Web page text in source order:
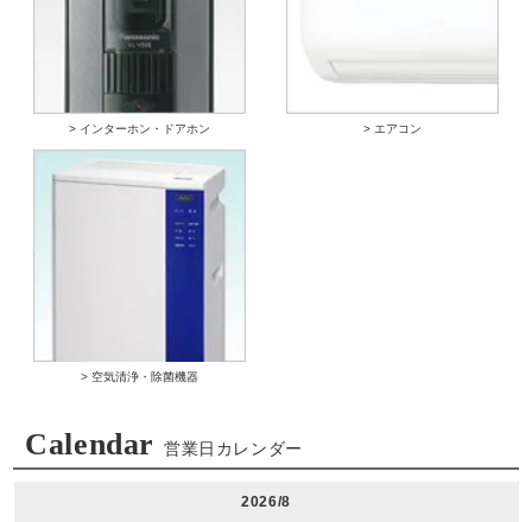
> インターホン・ドアホン > エアコン
> 空気清浄・除菌機器
Calendar 営業日カレンダー
2026/8